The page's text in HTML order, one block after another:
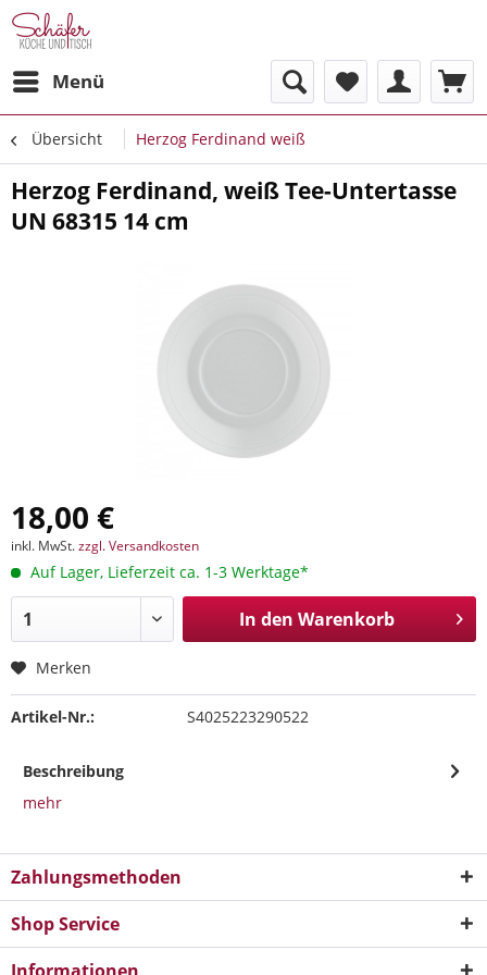
Menü
Übersicht Herzog Ferdinand weiß
Herzog Ferdinand, weiß Tee-Untertasse
UN 68315 14 cm
18,00 €
inkl. MwSt.zzgl. Versandkosten
Auf Lager, Lieferzeit ca. 1-3 Werktage*
In den Warenkorb
Merken
Artikel-Nr.: S4025223290522
Beschreibung
mehr
Zahlungsmethoden
Shop Service